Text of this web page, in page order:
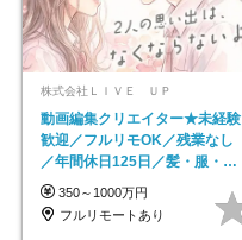
株式会社ＬＩＶＥ ＵＰ
動画編集クリエイター★未経験
歓迎／フルリモOK／残業なし
／年間休日125日／髪・服・ネ
イル自由／研修充実で安心
350～1000万円
フルリモートあり